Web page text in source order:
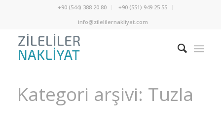
+90 (544) 388 20 80
+90 (551) 949 25 55
info@zilelilernakliyat.com
Kategori arşivi: Tuzla